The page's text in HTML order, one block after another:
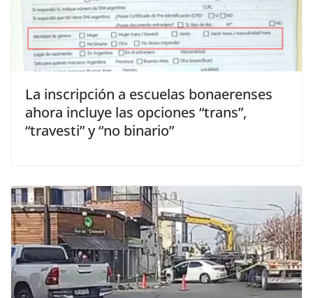
La inscripción a escuelas bonaerenses
ahora incluye las opciones “trans”,
“travesti” y “no binario”